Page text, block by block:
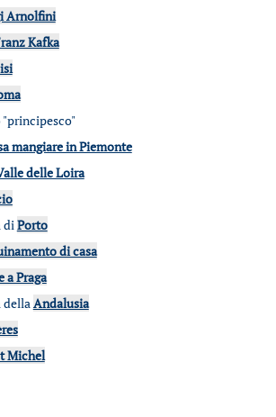
Arnolfini
Kafka
mangiare in Piemonte
delle Loira
diPorto
di casa
a Praga
dellaAndalusia
Michel